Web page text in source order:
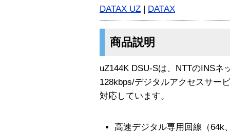
DATAX UZ | DATAX
商品説明
uZ144K DSU-Sは、NTTのINSネ
128kbps/デジタルアクセスサー
対応しています。
高速デジタル専用回線（64k